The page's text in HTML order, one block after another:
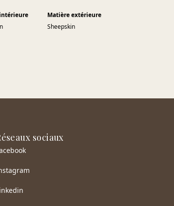
Matière extérieure
Sheepskin
sociaux